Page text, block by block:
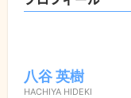
八谷 英樹
HACHIYA HIDEKI